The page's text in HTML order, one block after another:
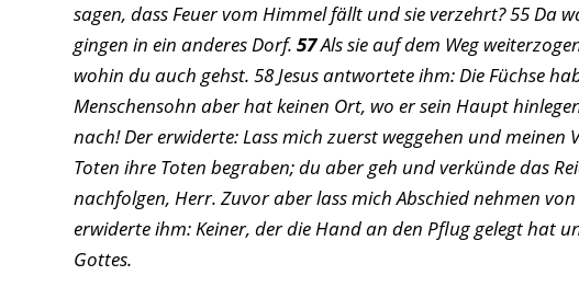
sagen, dass Feuer vom Himmel fällt und sie verzehrt? 55 Da
gingen in ein anderes Dorf. 57Als sie auf dem Weg
wohin du auch gehst. 58 Jesus antwortete ihm: Die Füchse
Menschensohn aber hat keinen Ort, wo er sein Haupt
nach! Der erwiderte: Lass mich zuerst weggehen und meinen
Toten ihre Toten begraben; du aber geh und verkünde das
nachfolgen, Herr. Zuvor aber lass mich Abschied nehmen
erwiderte ihm: Keiner, der die Hand an den Pflug gelegt hat
Gottes.